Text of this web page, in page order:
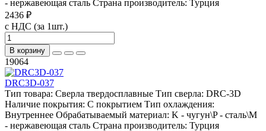
- нержавеющая сталь Страна производитель: Турция
2436 ₽
с НДС (за 1шт.)
В корзину
19064
DRC3D-037
Тип товара: Сверла твердосплавные Тип сверла: DRC-3D
Наличие покрытия: С покрытием Тип охлаждения:
Внутреннее Обрабатываемый материал: K - чугун\P - сталь\М
- нержавеющая сталь Страна производитель: Турция